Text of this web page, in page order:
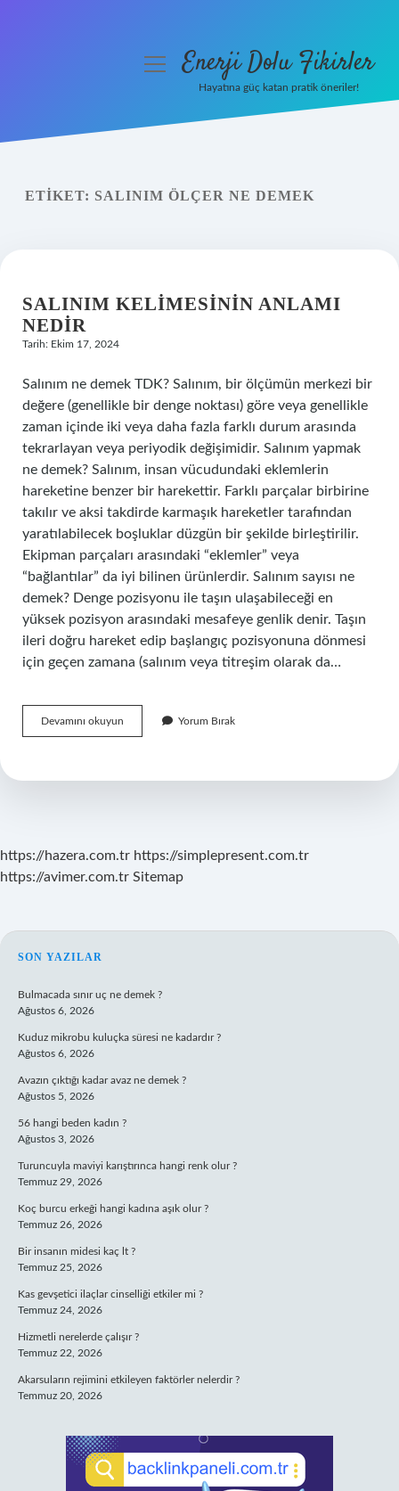
Yasal Uyarı
menüyüEnerji Dolu Fikirler
Hayatına güç katan pratik öneriler!
ETIKET: SALINIM ÖLÇER NE DEMEK
SALINIM KELIMESININ ANLAMI
NEDIR
Tarih: Ekim 17, 2024
Salınım ne demek TDK? Salınım, bir ölçümün merkezi bir
değere (genellikle bir denge noktası) göre veya genellikle
zaman içinde iki veya daha fazla farklı durum arasında
tekrarlayan veya periyodik değişimidir. Salınım yapmak
ne demek? Salınım, insan vücudundaki eklemlerin
hareketine benzer bir harekettir. Farklı parçalar birbirine
takılır ve aksi takdirde karmaşık hareketler tarafından
yaratılabilecek boşluklar düzgün bir şekilde birleştirilir.
Ekipman parçaları arasındaki “eklemler” veya
“bağlantılar” da iyi bilinen ürünlerdir. Salınım sayısı ne
demek? Denge pozisyonu ile taşın ulaşabileceği en
yüksek pozisyon arasındaki mesafeye genlik denir. Taşın
ileri doğru hareket edip başlangıç ​​pozisyonuna dönmesi
için geçen zamana (salınım veya titreşim olarak da…
Devamını okuyun
Kelimesinin
Yorum Bırak
https://hazera.com.tr https://simplepresent.com.tr
https://avimer.com.tr Sitemap
SIDEBAR
SON YAZILAR
Bulmacada sınır uç ne demek ?
Ağustos 6, 2026
Kuduz mikrobu kuluçka süresi ne kadardır ?
Ağustos 6, 2026
Avazın çıktığı kadar avaz ne demek ?
Ağustos 5, 2026
56 hangi beden kadın ?
Ağustos 3, 2026
Turuncuyla maviyi karıştırınca hangi renk olur ?
Temmuz 29, 2026
Koç burcu erkeği hangi kadına aşık olur ?
Temmuz 26, 2026
Bir insanın midesi kaç lt ?
Temmuz 25, 2026
Kas gevşetici ilaçlar cinselliği etkiler mi ?
Temmuz 24, 2026
Hizmetli nerelerde çalışır ?
Temmuz 22, 2026
Akarsuların rejimini etkileyen faktörler nelerdir ?
Temmuz 20, 2026